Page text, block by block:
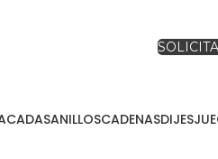
ANILLOSCADENASDIJES